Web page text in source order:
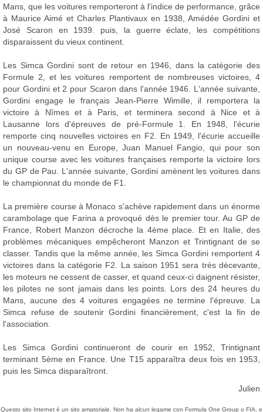
Mans, que les voitures remporteront à l'indice de performance, grâce
à Maurice Aimé et Charles Plantivaux en 1938, Amédée Gordini et
José Scaron en 1939. puis, la guerre éclate, les compétitions
disparaissent du vieux continent.
Les Simca Gordini sont de retour en 1946, dans la catégorie des
Formule 2, et les voitures remportent de nombreuses victoires, 4
pour Gordini et 2 pour Scaron dans l'année 1946. L'année suivante,
Gordini engage le français Jean-Pierre Wimille, il remportera la
victoire à Nîmes et à Paris, et terminera second à Nice et à
Lausanne lors d'épreuves de pré-Formule 1. En 1948, l'écurie
remporte cinq nouvelles victoires en F2. En 1949, l'écurie accueille
un nouveau-venu en Europe, Juan Manuel Fangio, qui pour son
unique course avec les voitures françaises remporte la victoire lors
du GP de Pau. L'année suivante, Gordini amènent les voitures dans
le championnat du monde de F1.
La première course à Monaco s'achève rapidement dans un énorme
carambolage que Farina a provoqué dès le premier tour. Au GP de
France, Robert Manzon décroche la 4ème place. Et en Italie, des
problèmes mécaniques empêcheront Manzon et Trintignant de se
classer. Tandis que la même année, les Simca Gordini remportent 4
victoires dans la catégorie F2. La saison 1951 sera très décevante,
les moteurs ne cessent de casser, et quand ceux-ci daignent résister,
les pilotes ne sont jamais dans les points. Lors des 24 heures du
Mans, aucune des 4 voitures engagées ne termine l'épreuve. La
Simca refuse de soutenir Gordini financièrement, c'est la fin de
l'association.
Les Simca Gordini continueront de courir en 1952, Trintignant
terminant 5ème en France. Une T15 apparaîtra deux fois en 1953,
puis les Simca disparaîtront.
Julien
Questo sito Internet è un sito amatoriale. Non ha alcun legame con Formula One Group o FIA, e